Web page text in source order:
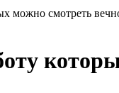
можно смотреть